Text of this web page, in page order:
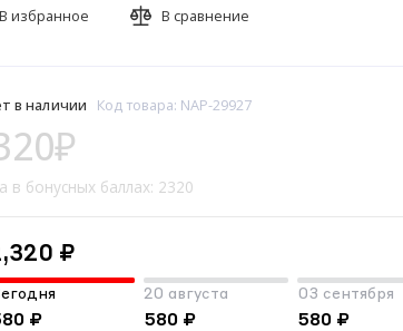
в наличии Код товара: NAP-29927
в бонусных баллах: 2320
₽
₽
20 августа
580 ₽
03 сентября
580 ₽
В избранное В сравнение